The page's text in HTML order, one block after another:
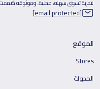
لتجربة تسوق سهلة، محلية، وموثوقة
[email protected]
الموقع
Stores
المدونة